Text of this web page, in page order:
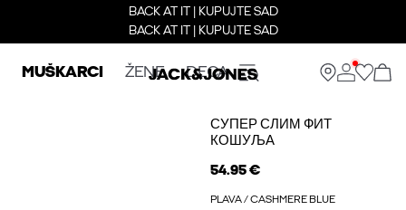
BACK AT IT | KUPUJTE SAD
BACK AT IT | KUPUJTE SAD
MUŠKARCI ŽENE DECA
СУПЕР СЛИМ ФИТ
КОШУЉА
54.95 €
PLAVA / CASHMERE BLUE